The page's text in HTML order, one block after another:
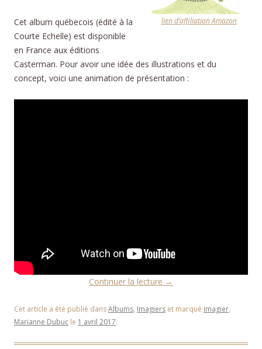
lien d’affiliation Amazon
Cet album québecois (édité à la
Courte Echelle) est disponible
en France aux éditions
Casterman. Pour avoir une idée des illustrations et du
concept, voici une animation de présentation :
Continuer la lecture →
Cet article a été publié dansAlbums, Imagiers et marqué imagier,
Marianne Dubuc le 1 avril 2017.